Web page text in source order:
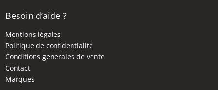
Besoin d’aide ?
Mentions légales
Politique de confidentialité
Conditions generales de vente
Contact
Marques